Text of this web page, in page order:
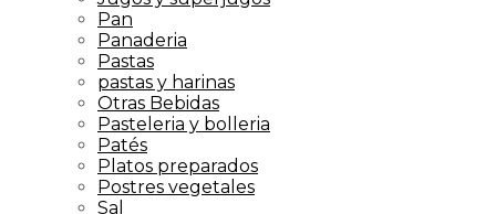
Pan
Panaderia
Pastas
pastas y harinas
Otras Bebidas
Pasteleria y bolleria
Patés
Platos preparados
Postres vegetales
Sal